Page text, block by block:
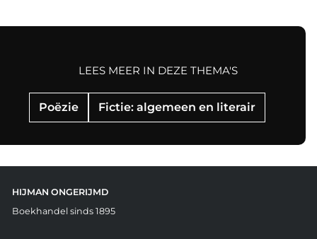
Poëzie Fictie: algemeen en literair
LEES MEER IN DEZE THEMA'S
HIJMAN ONGERIJMD
Boekhandel sinds 1895